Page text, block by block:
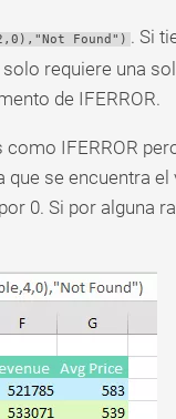
Found") . Si
requiere una
de IFERROR.
IFERROR
se encuentra el
0. Si por alguna